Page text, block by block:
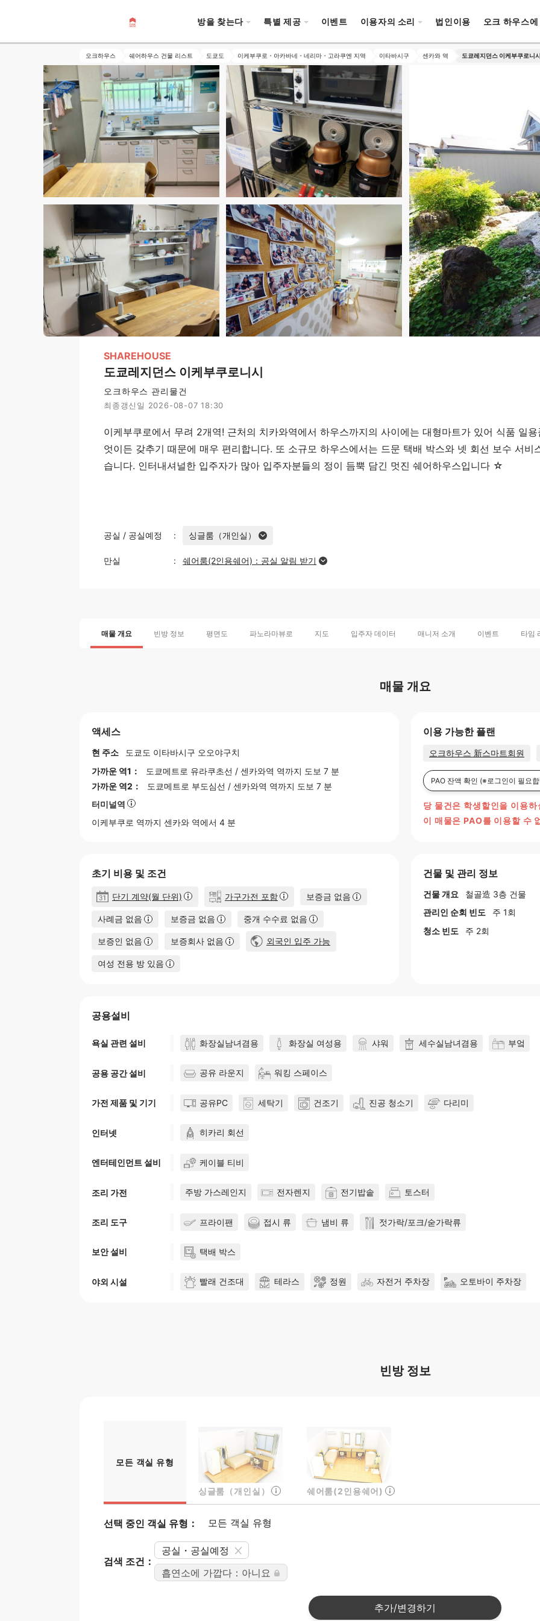
방을 찾는다 특별 제공 이벤트 이용자의 소리 법인이용 오크 하우스
오크하우스 쉐어하우스 건물 리스트 도쿄도 이케부쿠로・아카바네・네리마・고라쿠엔 지역 이타바시구 센카와 역 도쿄레지던스 이케부쿠로니시
SHAREHOUSE
도쿄레지던스 이케부쿠로니시
오크하우스 관리물건
최종갱신일 2026-08-07 18:30
이케부쿠로에서 무려 2개역! 근처의 치카와역에서 하우스까지의 사이에는 대형마트가 있어 식품 일
엇이든 갖추기 때문에 매우 편리합니다. 또 소규모 하우스에서는 드문 택배 박스와 넷 회선 보수 서비
습니다. 인터내셔널한 입주자가 많아 입주자분들의 정이 듬뿍 담긴 멋진 쉐어하우스입니다 ☆
공실 / 공실예정 싱글룸（개인실）
만실 쉐어룸(2인용쉐어)：공실 알림 받기
매물 개요 빈방 정보 평면도 파노라마뷰로 지도 입주자 데이터 매니저 소개 이벤트 타임
매물 개요
액세스
현 주소 도쿄도 이타바시구 오오야구치
가까운 역1：
도쿄메트로 유라쿠초선 / 센카와역 역까지 도보 7 분
가까운 역2：
도쿄메트로 부도심선 / 센카와역 역까지 도보 7 분
터미널역
이케부쿠로 역까지 센카와 역에서 4 분
이용 가능한 플랜
오크하우스 新스마트회원
PAO 잔액 확인 (※로그인이 필요
당 물건은 학생할인을 이용
이 매물은 PAO를 이용할 수
초기 비용 및 조건
단기 계약(월 단위) 가구가전 포함 보증금 없음
사례금 없음 보증금 없음 중개 수수료 없음
보증인 없음 보증회사 없음 외국인 입주 가능
여성 전용 방 있음
건물 및 관리 정보
건물 개요
철골造 3층 건물
관리인 순회 빈도
주 1회
청소 빈도
주 2회
공용설비
욕실 관련 설비 화장실남녀겸용 화장실 여성용 샤워 세수실남녀겸용 부엌
공용 공간 설비 공유 라운지 워킹 스페이스
가전 제품 및 기기 공유PC 세탁기 건조기 진공 청소기 다리미
인터넷 히카리 회선
엔터테인먼트 설비 케이블 티비
조리 가전 주방 가스레인지 전자렌지 전기밥솥 토스터
조리 도구 프라이팬 접시 류 냄비 류 젓가락/포크/숟가락류
보안 설비 택배 박스
야외 시설 빨래 건조대 테라스 정원 자전거 주차장 오토바이 주차장
빈방 정보
모든 객실 유형
싱글룸（개인실） 쉐어룸(2인용쉐어)
선택 중인 객실 유형： 모든 객실 유형
검색 조건：
공실・공실예정
흡연소에 가깝다：아니요
추가/변경하기